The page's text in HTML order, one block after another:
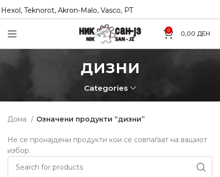
Teknorot, Akron-Malo, Vasco, PTZ, Coram
0 0,00 ДЕН
дизни
Categories
Дома Означени продукти “дизни”
Не се пронајдени продукти кои се совпаѓаат на вашиот
избор.